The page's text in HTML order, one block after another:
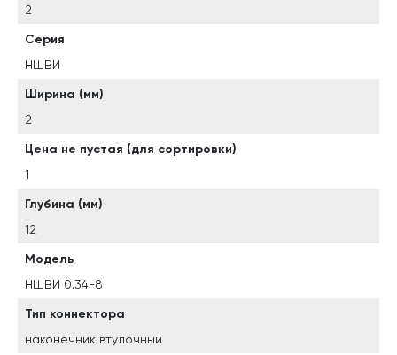
2
Серия
НШВИ
Ширина (мм)
2
Цена не пустая (для сортировки)
1
Глубина (мм)
12
Модель
НШВИ 0.34-8
Тип коннектора
наконечник втулочный